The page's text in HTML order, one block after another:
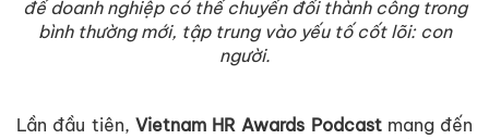
để doanh nghiệp có thể chuyển đổi thành công trong
bình thường mới, tập trung vào yếu tố cốt lõi: con
người.
Lần đầu tiên, Vietnam HR Awards Podcastmang đến